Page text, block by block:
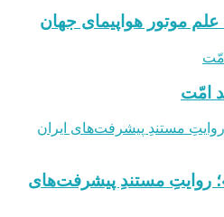
علم موتور هواپیمای جهان
امّت
روایتِ مستندِ پیشرفت‌های